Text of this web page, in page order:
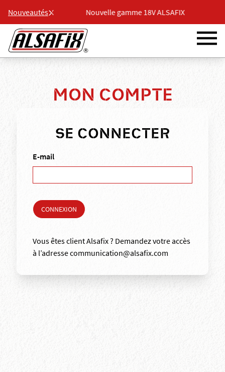
Nouveautés
ALSAFIX Nouvelle gamme 18V ALSAFIX
MON COMPTE
SE CONNECTER
E-mail
Vous êtes client Alsafix ? Demandez votre accès
à l’adresse communication@alsafix.com